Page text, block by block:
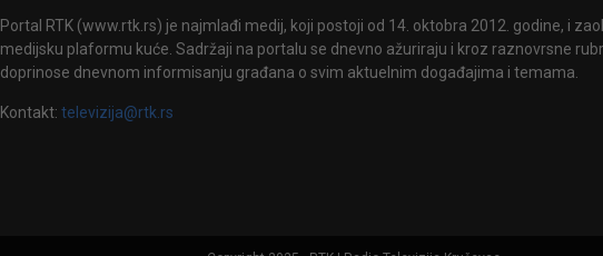
Portal RTK (www.rtk.rs) je najmlađi medij, koji postoji od 14. oktobra 2012. godine, i
medijsku plaformu kuće. Sadržaji na portalu se dnevno ažuriraju i kroz raznovrsne
doprinose dnevnom informisanju građana o svim aktuelnim događajima i temama.
Kontakt: televizija@rtk.rs